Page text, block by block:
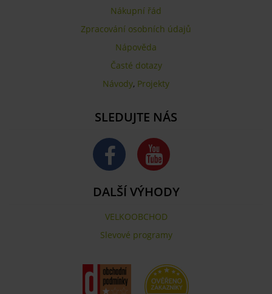
Nákupní řád
Zpracování osobních údajů
Nápověda
Časté dotazy
Návody, Projekty
SLEDUJTE NÁS
DALŠÍ VÝHODY
VELKOOBCHOD
Slevové programy